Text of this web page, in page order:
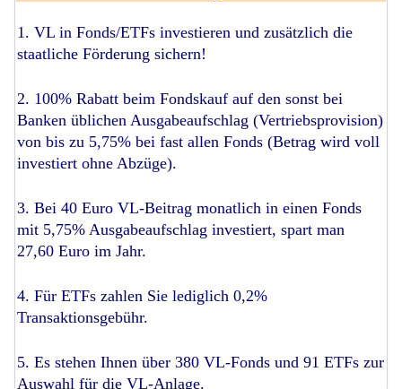
1. VL in Fonds/ETFs investieren und zusätzlich die
staatliche Förderung sichern!
2. 100% Rabatt beim Fondskauf auf den sonst bei
Banken üblichen Ausgabeaufschlag (Vertriebsprovision)
von bis zu 5,75% bei fast allen Fonds (Betrag wird voll
investiert ohne Abzüge).
3. Bei 40 Euro VL-Beitrag monatlich in einen Fonds
mit 5,75% Ausgabeaufschlag investiert, spart man
27,60 Euro im Jahr.
4. Für ETFs zahlen Sie lediglich 0,2%
Transaktionsgebühr.
5. Es stehen Ihnen über 380 VL-Fonds und 91 ETFs zur
Auswahl für die VL-Anlage.